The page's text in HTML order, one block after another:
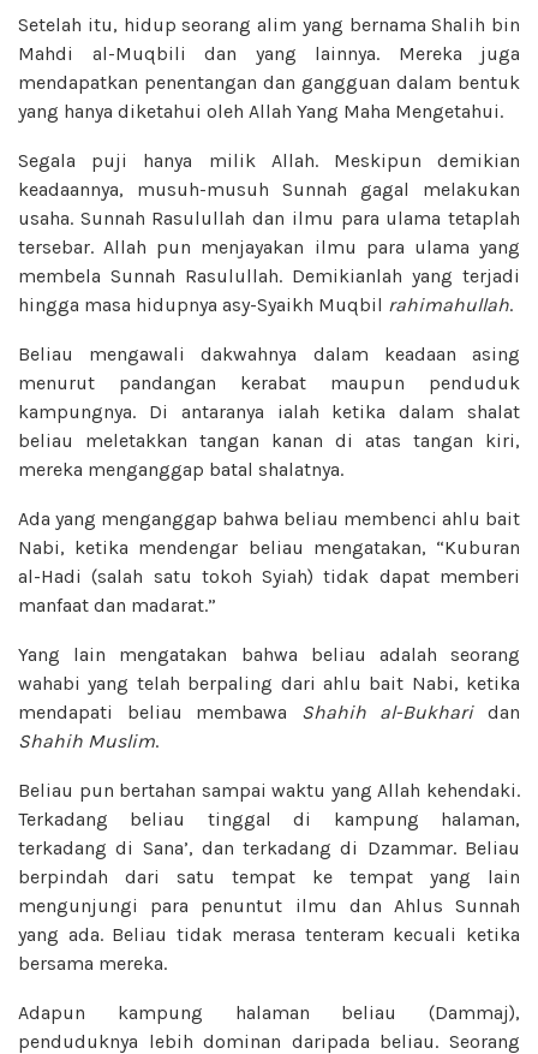
Setelah itu, hidup seorang alim yang bernama Shalih bin
Mahdi al-Muqbili dan yang lainnya. Mereka juga
mendapatkan penentangan dan gangguan dalam bentuk
yang hanya diketahui oleh Allah Yang Maha Mengetahui.
Segala puji hanya milik Allah. Meskipun demikian
keadaannya, musuh-musuh Sunnah gagal melakukan
usaha. Sunnah Rasulullah dan ilmu para ulama tetaplah
tersebar. Allah pun menjayakan ilmu para ulama yang
membela Sunnah Rasulullah. Demikianlah yang terjadi
hingga masa hidupnya asy-Syaikh Muqbil rahimahullah.
Beliau mengawali dakwahnya dalam keadaan asing
menurut pandangan kerabat maupun penduduk
kampungnya. Di antaranya ialah ketika dalam shalat
beliau meletakkan tangan kanan di atas tangan kiri,
mereka menganggap batal shalatnya.
Ada yang menganggap bahwa beliau membenci ahlu bait
Nabi, ketika mendengar beliau mengatakan, “Kuburan
al-Hadi (salah satu tokoh Syiah) tidak dapat memberi
manfaat dan madarat.”
Yang lain mengatakan bahwa beliau adalah seorang
wahabi yang telah berpaling dari ahlu bait Nabi, ketika
mendapati beliau membawa Shahih al-Bukharidan
Shahih Muslim.
Beliau pun bertahan sampai waktu yang Allah kehendaki.
Terkadang beliau tinggal di kampung halaman,
terkadang di Sana’, dan terkadang di Dzammar. Beliau
berpindah dari satu tempat ke tempat yang lain
mengunjungi para penuntut ilmu dan Ahlus Sunnah
yang ada. Beliau tidak merasa tenteram kecuali ketika
bersama mereka.
Adapun kampung halaman beliau (Dammaj),
penduduknya lebih dominan daripada beliau. Seorang